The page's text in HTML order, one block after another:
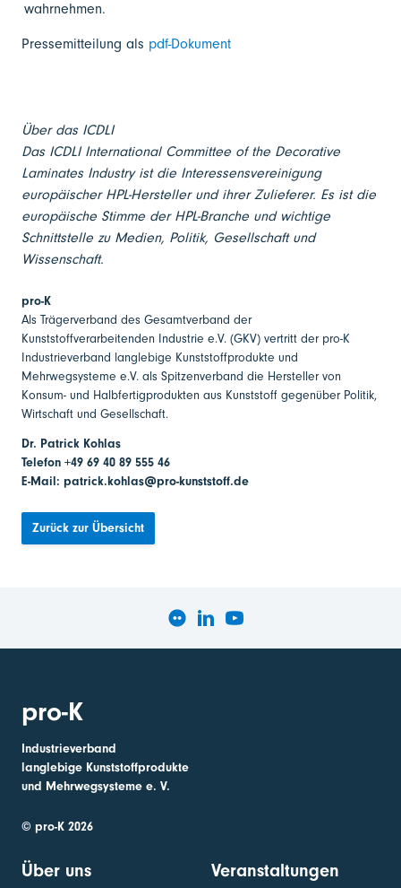
wahrnehmen.
Pressemitteilung als pdf-Dokument
Über das ICDLI
Das ICDLI International Committee of the Decorative
Laminates Industry ist die Interessensvereinigung
europäischer HPL-Hersteller und ihrer Zulieferer. Es ist die
europäische Stimme der HPL-Branche und wichtige
Schnittstelle zu Medien, Politik, Gesellschaft und
Wissenschaft.
pro-K
Als Trägerverband des Gesamtverband der
Kunststoffverarbeitenden Industrie e.V. (GKV) vertritt der pro-K
Industrieverband langlebige Kunststoffprodukte und
Mehrwegsysteme e.V. als Spitzenverband die Hersteller von
Konsum- und Halbfertigprodukten aus Kunststoff gegenüber Politik,
Wirtschaft und Gesellschaft.
Dr. Patrick Kohlas
Telefon +49 69 40 89 555 46
E-Mail: patrick.kohlas@pro-kunststoff.de
Zurück zur Übersicht
pro-K
Industrieverband
langlebige Kunststoffprodukte
und Mehrwegsysteme e. V.
© pro-K 2026
Über uns Veranstaltungen